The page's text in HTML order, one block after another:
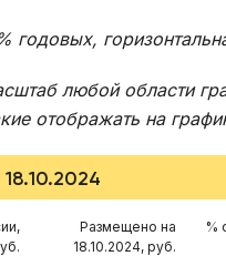
годовых,
любой области
отображать на
Размещено на
18.10.2024, руб.
%